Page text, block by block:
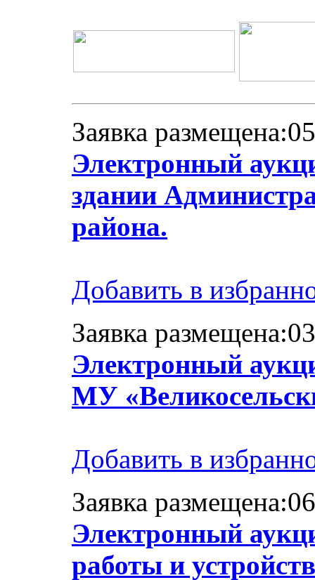
Заявка
Электронный
здании
района.
Добавить в
Заявка
Электронный
МУ
Добавить в
Заявка
Электронный
работы и